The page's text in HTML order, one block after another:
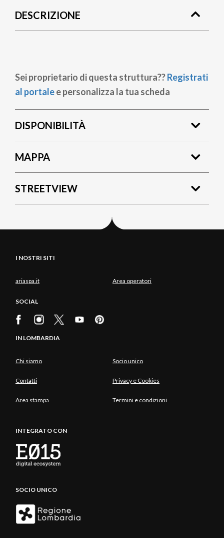
pane
DESCRIZIONE
Sei proprietario di questa struttura??Registrati
al portalee personalizza la tua scheda
DISPONIBILITÀ
MAPPA
STREETVIEW
I NOSTRI SITI
ariaspa.it Area operatori
SOCIAL
IN LOMBARDIA
Chi siamo Socio unico
Contatti Privacy e Cookies
Area stampa Termini e condizioni
INTEGRATO CON
SOCIO UNICO